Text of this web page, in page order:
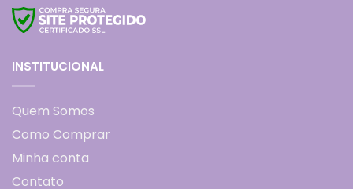
INSTITUCIONAL
Quem Somos
Como Comprar
Minha conta
Contato